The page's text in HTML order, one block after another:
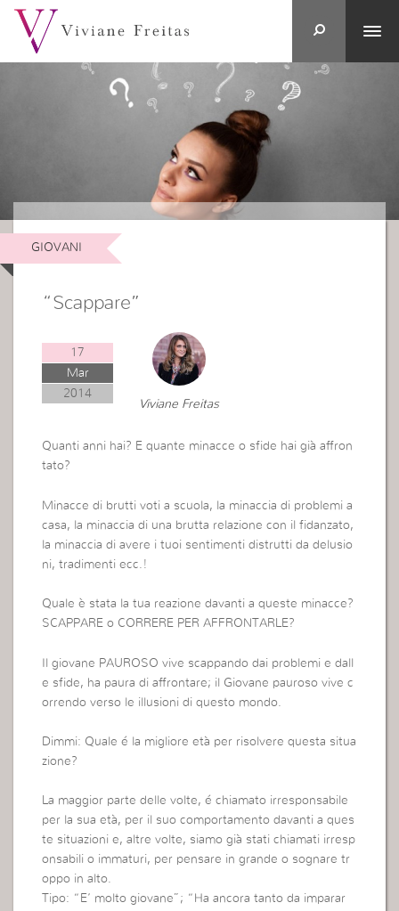
GIOVANI
“Scappare”
17
Mar
2014
Viviane Freitas
Quanti anni hai? E quante minacce o sfide hai già affron
tato?
Minacce di brutti voti a scuola, la minaccia di problemi a
casa, la minaccia di una brutta relazione con il fidanzato,
la minaccia di avere i tuoi sentimenti distrutti da delusio
ni, tradimenti ecc.!
Quale è stata la tua reazione davanti a queste minacce?
SCAPPARE o CORRERE PER AFFRONTARLE?
Il giovane PAUROSO vive scappando dai problemi e dall
e sfide, ha paura di affrontare; il Giovane pauroso vive c
orrendo verso le illusioni di questo mondo.
Dimmi: Quale é la migliore età per risolvere questa situa
zione?
La maggior parte delle volte, é chiamato irresponsabile
per la sua età, per il suo comportamento davanti a ques
te situazioni e, altre volte, siamo già stati chiamati irresp
onsabili o immaturi, per pensare in grande o sognare tr
oppo in alto.
Tipo: “E’ molto giovane”; “Ha ancora tanto da imparar